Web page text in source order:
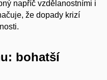
napříč vzdělanostními i
že dopady krizí
bohatší